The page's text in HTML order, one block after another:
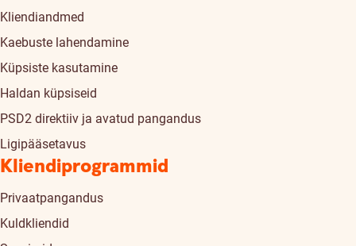
Kliendiandmed
Kaebuste lahendamine
Küpsiste kasutamine
Haldan küpsiseid
PSD2 direktiiv ja avatud pangandus
Ligipääsetavus
Kliendiprogrammid
Privaatpangandus
Kuldkliendid